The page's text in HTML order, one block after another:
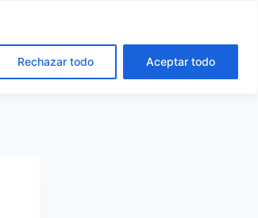
Rechazar todo Aceptar todo
Català